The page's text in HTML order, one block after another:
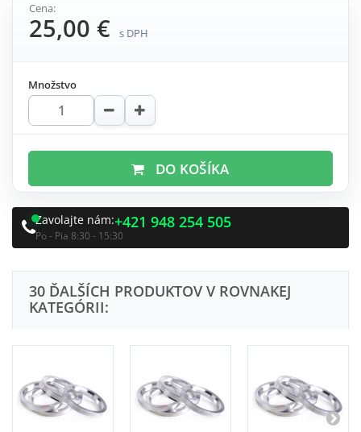
Cena:
25,00 € s DPH
Množstvo
DO KOŠÍKA
Zavolajte nám:+421 948 254 505
Po - Pia 8:30 - 15:30
30 ĎALŠÍCH PRODUKTOV V ROVNAKEJ
KATEGÓRII: